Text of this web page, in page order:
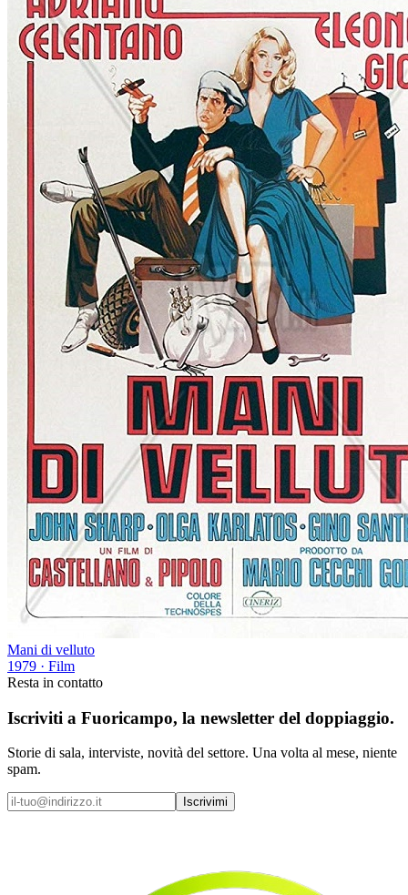
Mani di velluto
1979 · Film
Resta in contatto
Iscriviti a Fuoricampo, la newsletter del doppiaggio.
Storie di sala, interviste, novità del settore. Una volta al mese, niente
spam.
Iscrivimi